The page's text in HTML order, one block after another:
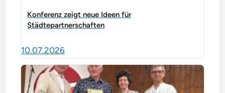
Konferenz zeigt neue Ideen für
Städtepartnerschaften
10.07.2026